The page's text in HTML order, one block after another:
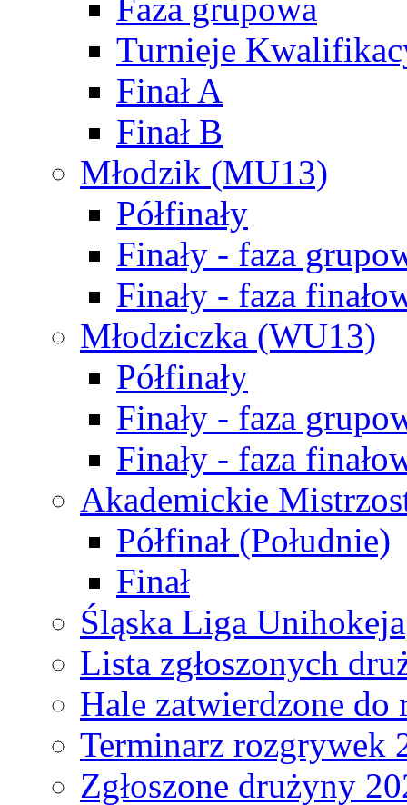
Faza grupowa
Turnieje
Finał A
Finał B
Młodzik (MU13)
Półfinały
Finały - faza
Finały - faza
Młodziczka (WU13)
Półfinały
Finały - faza
Finały - faza
Akademickie
Półfinał (Południe)
Finał
Śląska Liga Unihokeja
Lista zgłoszonych
Hale zatwierdzone do
Terminarz rozgrywek
Zgłoszone drużyny